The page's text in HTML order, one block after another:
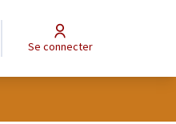
Se connecter